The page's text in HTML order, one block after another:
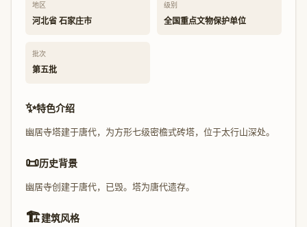
地区
河北省 石家庄市
级别
全国重点文物保护单位
批次
第五批
✨特色介绍
幽居寺塔建于唐代，为方形七级密檐式砖塔，位于太行山深处。
📜历史背景
幽居寺创建于唐代，已毁。塔为唐代遗存。
🏗️建筑风格